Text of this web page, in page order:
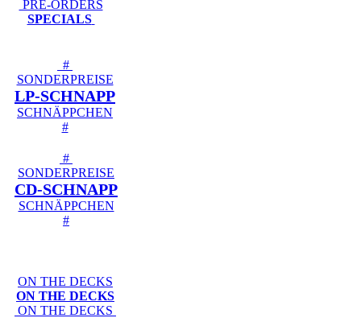
PRE-ORDERS
SPECIALS
#
SONDERPREISE
LP-SCHNAPP
SCHNÄPPCHEN
#
#
SONDERPREISE
CD-SCHNAPP
SCHNÄPPCHEN
#
ON THE DECKS
ON THE DECKS
ON THE DECKS